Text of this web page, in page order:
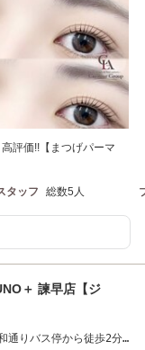
評価!!【まつげパーマ
タッフ 総数5人
＋ 諫早店【ジ
通りバス停から徒歩2分/